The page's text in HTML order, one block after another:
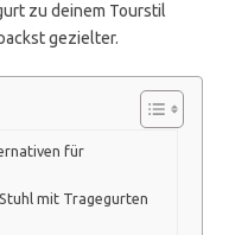
zu deinem Tourstil
gezielter.
für
mit Tragegurten